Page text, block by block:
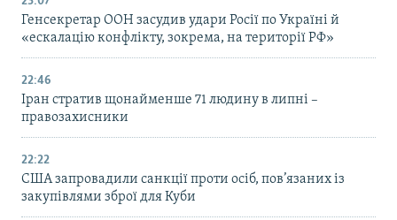
Генсекретар ООН засудив удари Росії по Україні й
«ескалацію конфлікту, зокрема, на території РФ»
22:46
Іран стратив щонайменше 71 людину в липні –
правозахисники
22:22
США запровадили санкції проти осіб, пов’язаних із
закупівлями зброї для Куби